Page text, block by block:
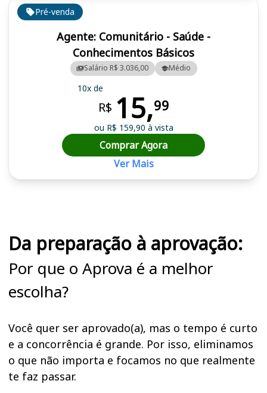
Pré-venda
Agente: Comunitário - Saúde -
Conhecimentos Básicos
Salário R$ 3.036,00 Médio
10x de
R$ 15,99
ou R$ 159,90 à vista
Comprar Agora
Ver Mais
Da preparação à aprovação:
Por que o Aprova é a melhor
escolha?
Você quer ser aprovado(a), mas o tempo é curto
e a concorrência é grande. Por isso, eliminamos
o que não importa e focamos no que realmente
te faz passar.